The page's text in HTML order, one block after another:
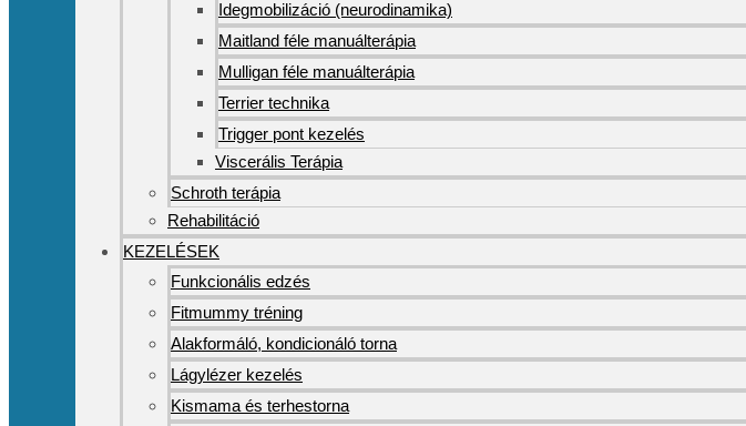
Idegmobilizáció (neurodinamika)
Maitland féle manuálterápia
Mulligan féle manuálterápia
Terrier technika
Trigger pont kezelés
Viscerális Terápia
Schroth terápia
Rehabilitáció
KEZELÉSEK
Funkcionális edzés
Fitmummy tréning
Alakformáló, kondicionáló torna
Lágylézer kezelés
Kismama és terhestorna